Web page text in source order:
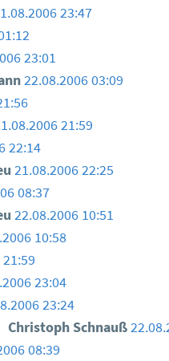
23:47
23:01
22.08.2006 03:09
21:59
22:14
21.08.2006 22:25
08:37
22.08.2006 10:51
10:58
23:04
23:24
Christoph Schnauß
08:39